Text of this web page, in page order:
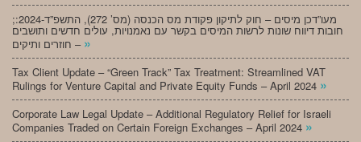
;מעו”דכן מיסים – חוק לתיקון פקודת מס הכנסה (מס’ 272), התשפ”ד-2024:
חובות דיווח שונות לרשות המיסים בקשר עם נאמנויות, עולים חדשים ותושבים
חוזרים ותיקים – »
Tax Client Update – “Green Track” Tax Treatment: Streamlined VAT
Rulings for Venture Capital and Private Equity Funds – April 2024 »
Corporate Law Legal Update – Additional Regulatory Relief for Israeli
Companies Traded on Certain Foreign Exchanges – April 2024 »